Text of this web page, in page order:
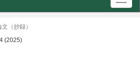
文（抄録）
(2025)